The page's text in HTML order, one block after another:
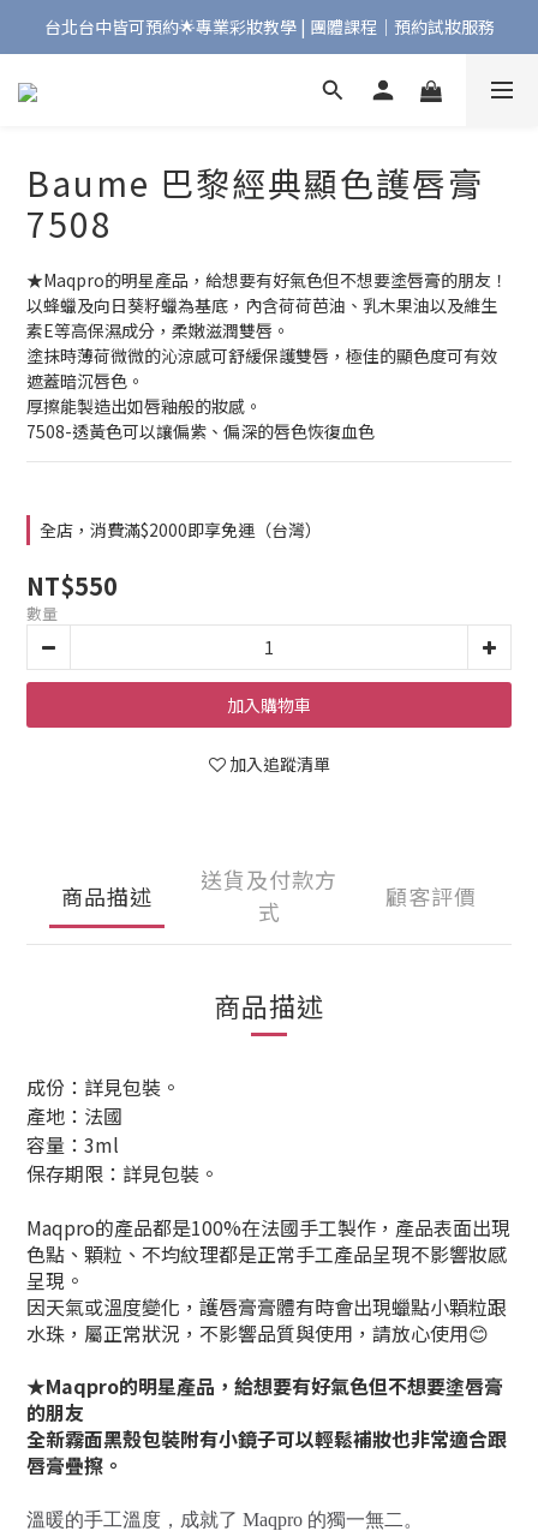
Bonjour!歡迎來到Maqpro | 全店2000免運🇫🇷
台北台中皆可預約🌟專業彩妝教學 | 團體課程｜預約試妝服務
Bonjour!歡迎來到Maqpro | 全店2000免運🇫🇷
Baume 巴黎經典顯色護唇膏
7508
★Maqpro的明星產品，給想要有好氣色但不想要塗唇膏的朋友！
以蜂蠟及向日葵籽蠟為基底，內含荷荷芭油、乳木果油以及維生
素E等高保濕成分，柔嫩滋潤雙唇。
塗抹時薄荷微微的沁涼感可舒緩保護雙唇，極佳的顯色度可有效
遮蓋暗沉唇色。
厚擦能製造出如唇釉般的妝感。
7508-透黃色可以讓偏紫、偏深的唇色恢復血色
全店，消費滿$2000即享免運（台灣）
NT$550
數量
加入購物車
加入追蹤清單
商品描述
送貨及付款方
式
顧客評價
商品描述
成份：詳見包裝。
產地：法國
容量：3ml
保存期限：詳見包裝。
Maqpro的產品都是100%在法國手工製作，產品表面出現
色點、顆粒、不均紋理都是正常手工產品呈現不影響妝感
呈現。
因天氣或溫度變化，護唇膏膏體有時會出現蠟點小顆粒跟
水珠，屬正常狀況，不影響品質與使用，請放心使用😊
★Maqpro的明星產品，給想要有好氣色但不想要塗唇膏
的朋友
全新霧面黑殼包裝附有小鏡子可以輕鬆補妝也非常適合跟
唇膏疊擦。
溫暖的手工溫度，成就了 Maqpro 的獨一無二。